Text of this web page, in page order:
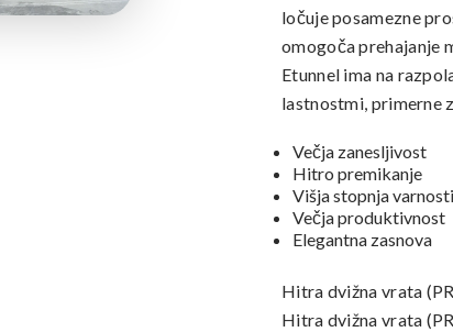
ločuje posamezne
omogoča prehajanje
Etunnel ima na
lastnostmi, primerne
Večja zanesljivost
Hitro premikanje
Višja stopnja varnosti
Večja produktivnost
Elegantna zasnova
Hitra dvižna vrata
Hitra dvižna vrata